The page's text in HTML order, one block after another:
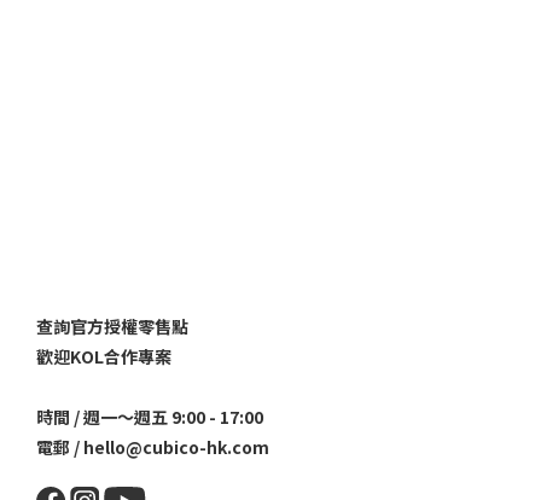
查詢官方授權零售點
歡迎KOL合作專案
時間 / 週一～週五 9:00 - 17:00
電郵 / hello@cubico-hk.com